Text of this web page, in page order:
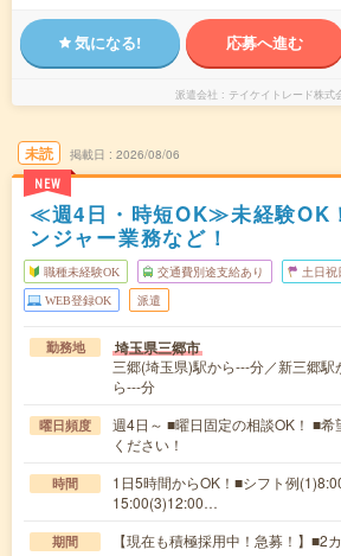
気になる! 応募へ進む
派遣会社 テイケイトレード株式
未読
NEW
掲載日 2026/08/06
≪週4日・時短OK≫未経験OK
ンジャー業務など！
職種未経験OK 交通費別途支給あり 土日祝
WEB登録OK 派遣
勤務地 埼玉県三郷市
三郷(埼玉県)駅から---分／新三郷
ら---分
曜日頻度
週4日～ ■曜日固定の相談OK！ ■
ください！
時間
1日5時間からOK！■シフト例
15:00(3)12:00…
期間 【現在も積極採用中！急募！】■2